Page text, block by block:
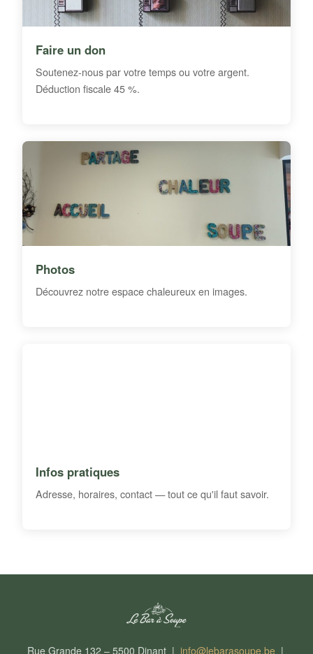
Faire un don
Soutenez-nous par votre temps ou votre argent.
Déduction fiscale 45 %.
Photos
Découvrez notre espace chaleureux en images.
Infos pratiques
Adresse, horaires, contact — tout ce qu'il faut savoir.
Rue Grande 132 – 5500 Dinant | info@lebarasoupe.be|